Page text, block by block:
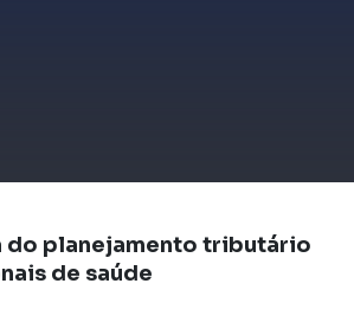
do planejamento tributário
de saúde